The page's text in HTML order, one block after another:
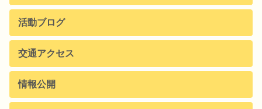
活動ブログ
交通アクセス
情報公開